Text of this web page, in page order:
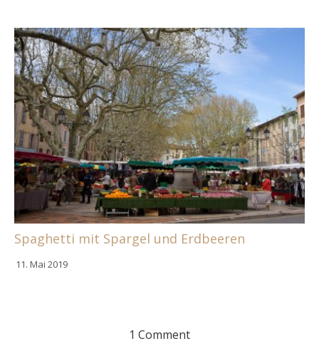
Spaghetti mit Spargel und Erdbeeren
11. Mai 2019
1 Comment